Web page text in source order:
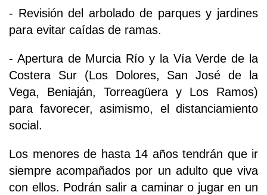
- Revisión del arbolado de parques y jardines
para evitar caídas de ramas.
- Apertura de Murcia Río y la Vía Verde de la
Costera Sur (Los Dolores, San José de la
Vega, Beniaján, Torreagüera y Los Ramos)
para favorecer, asimismo, el distanciamiento
social.
Los menores de hasta 14 años tendrán que ir
siempre acompañados por un adulto que viva
con ellos. Podrán salir a caminar o jugar en un